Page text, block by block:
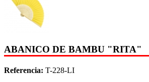
ABANICO DE BAMBU "RITA"
Referencia: T-228-LI